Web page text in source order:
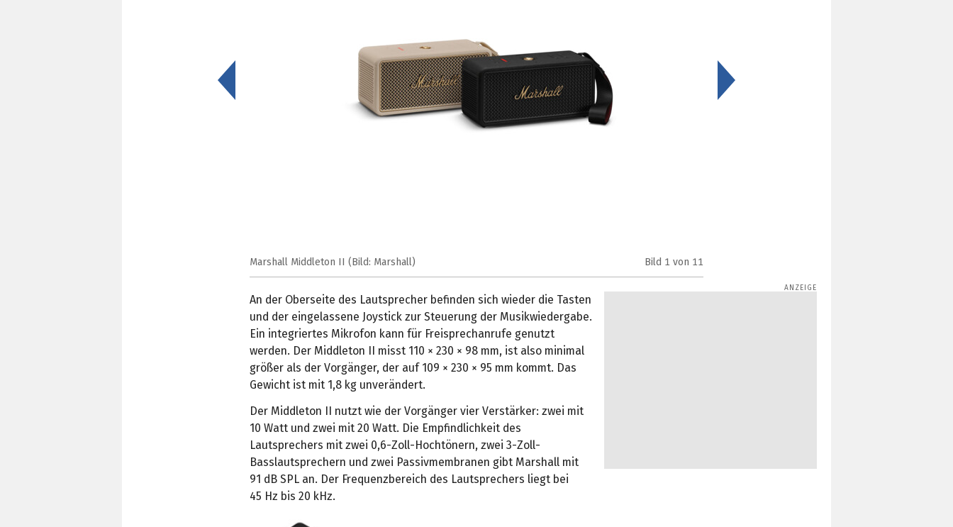
Marshall Middleton II (Bild: Marshall) Bild 1 von 11
<
An der Oberseite des Lautsprecher befinden sich wieder die Tasten
und der eingelassene Joystick zur Steuerung der Musikwiedergabe.
Ein integriertes Mikrofon kann für Freisprechanrufe genutzt
werden. Der Middleton II misst 110 × 230 × 98 mm, ist also minimal
größer als der Vorgänger, der auf 109 × 230 × 95 mm kommt. Das
Gewicht ist mit 1,8 kg unverändert.
Der Middleton II nutzt wie der Vorgänger vier Verstärker: zwei mit
10 Watt und zwei mit 20 Watt. Die Empfindlichkeit des
Lautsprechers mit zwei 0,6-Zoll-Hochtönern, zwei 3-Zoll-
Basslautsprechern und zwei Passivmembranen gibt Marshall mit
91 dB SPL an. Der Frequenzbereich des Lautsprechers liegt bei
45 Hz bis 20 kHz.